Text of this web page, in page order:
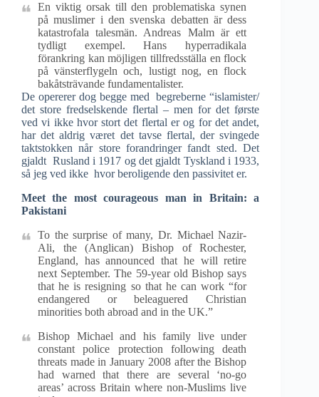
En viktig orsak till den problematiska synen
på muslimer i den svenska debatten är dess
katastrofala talesmän. Andreas Malm är ett
tydligt exempel. Hans hyperradikala
förankring kan möjligen tillfredsställa en flock
på vänsterflygeln och, lustigt nog, en flock
bakåtsträvande fundamentalister.
De opererer dog begge med begreberne “islamister/
det store fredselskende flertal – men for det første
ved vi ikke hvor stort det flertal er og for det andet,
har det aldrig været det tavse flertal, der svingede
taktstokken når store forandringer fandt sted. Det
gjaldt Rusland i 1917 og det gjaldt Tyskland i 1933,
så jeg ved ikke hvor beroligende den passivitet er.
Meet the most courageous man in Britain: a
Pakistani
To the surprise of many, Dr. Michael Nazir-
Ali, the (Anglican) Bishop of Rochester,
England, has announced that he will retire
next September. The 59-year old Bishop says
that he is resigning so that he can work “for
endangered or beleaguered Christian
minorities both abroad and in the UK.”
Bishop Michael and his family live under
constant police protection following death
threats made in January 2008 after the Bishop
had warned that there are several ‘no-go
areas’ across Britain where non-Muslims live